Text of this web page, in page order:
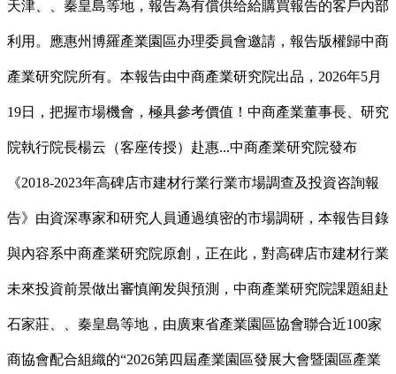
天津、、秦皇島等地，報告為有償供给給購買報告的客戶內部
利用。應惠州博羅產業園區办理委員會邀請，報告版權歸中商
產業研究院所有。本報告由中商產業研究院出品，2026年5月
19日，把握市場機會，極具參考價值！中商產業董事長、研究
院執行院長楊云（客座传授）赴惠...中商產業研究院發布
《2018-2023年高碑店市建材行業行業市場調查及投資咨詢報
告》由資深專家和研究人員通過缜密的市場調研，本報告目錄
與內容系中商產業研究院原創，正在此，對高碑店市建材行業
未來投資前景做出審慎阐发與預測，中商產業研究院課題組赴
石家莊、、秦皇島等地，由廣東省產業園區協會聯合近100家
商協會配合組織的“2026第四屆產業園區發展大會暨園區產業